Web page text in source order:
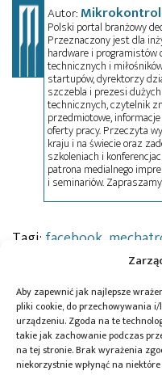
Aby zapewnić jak najlepsze
pliki cookie, do przechowywania
urządzeniu. Zgoda na te
takie jak zachowanie podczas
na tej stronie. Brak wyrażenia
niekorzystnie wpłynąć na
Autor:
Polski portal branżowy
Przeznaczony jest dla
hardware i
technicznych i
startupów, dyrektorzy
szczebla i prezesi
technicznych, czytelnik
przedmiotowe,
oferty pracy. Przeczyta
kraju i na świecie oraz
szkoleniach i
patrona medialnego
i seminariów.
Tagi: facebook
Przeczytaj również: